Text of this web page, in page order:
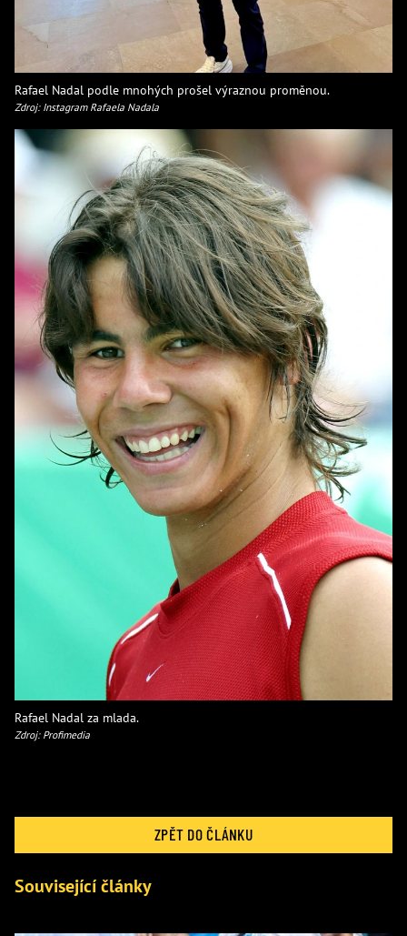
Rafael Nadal podle mnohých prošel výraznou proměnou.
Zdroj: Instagram Rafaela Nadala
Rafael Nadal za mlada.
Zdroj: Profimedia
ZPĚT DO ČLÁNKU
Související články